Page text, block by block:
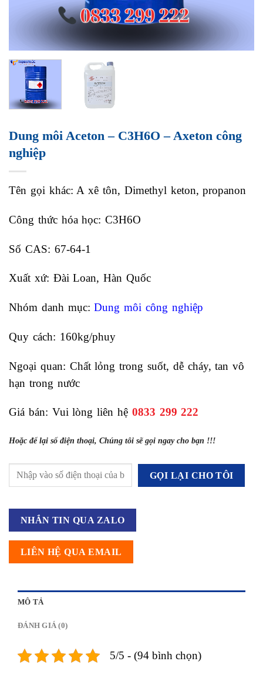
Dung môi Aceton – C3H6O – Axeton công
nghiệp
Tên gọi khác: A xê tôn, Dimethyl keton, propanon
Công thức hóa học: C3H6O
Số CAS: 67-64-1
Xuất xứ: Đài Loan, Hàn Quốc
Nhóm danh mục:Dung môi công nghiệp
Quy cách: 160kg/phuy
Ngoại quan: Chất lỏng trong suốt, dễ cháy, tan vô
hạn trong nước
Giá bán: Vui lòng liên hệ 0833 299 222
Hoặc để lại số điện thoại, Chúng tôi sẽ gọi ngay cho bạn !!!
NHẮN TIN QUA ZALO
LIÊN HỆ QUA EMAIL
MÔ TẢ
ĐÁNH GIÁ (0)
5/5 - (94 bình chọn)